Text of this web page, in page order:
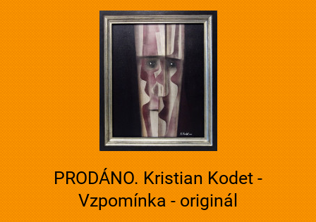
PRODÁNO. Kristian Kodet -
Vzpomínka - originál